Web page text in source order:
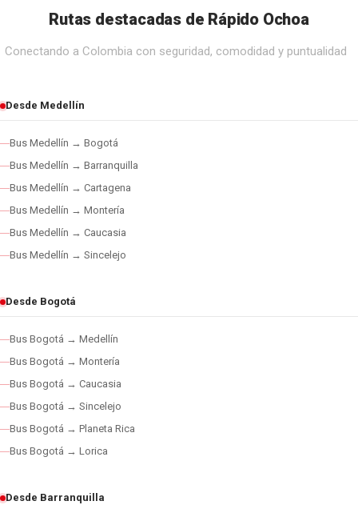
Rutas destacadas de Rápido Ochoa
Conectando a Colombia con seguridad, comodidad y puntualidad
Desde Medellín
Bus Medellín → Bogotá
Bus Medellín → Barranquilla
Bus Medellín → Cartagena
Bus Medellín → Montería
Bus Medellín → Caucasia
Bus Medellín → Sincelejo
Desde Bogotá
Bus Bogotá → Medellín
Bus Bogotá → Montería
Bus Bogotá → Caucasia
Bus Bogotá → Sincelejo
Bus Bogotá → Planeta Rica
Bus Bogotá → Lorica
Desde Barranquilla